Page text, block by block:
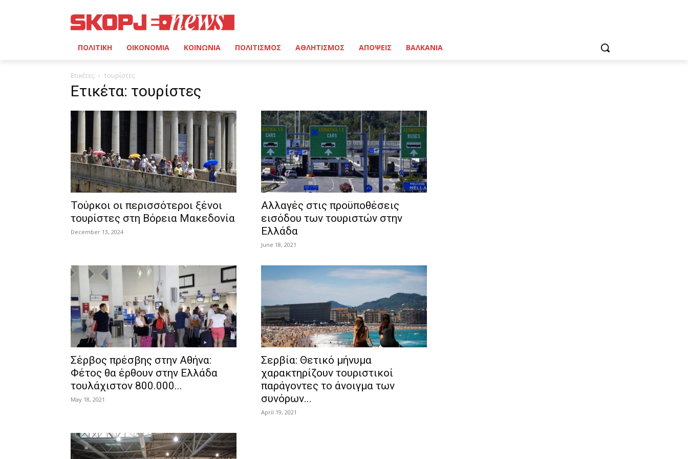
ΠΟΛΙΤΙΚΗ ΟΙΚΟΝΟΜΙΑ ΚΟΙΝΩΝΙΑ ΠΟΛΙΤΙΣΜΟΣ ΑΘΛΗΤΙΣΜΟΣ ΑΠΟΨΕΙΣ ΒΑΛΚΑΝΙΑ
Ετικέτες τουρίστες
Ετικέτα: τουρίστες
Τούρκοι οι περισσότεροι ξένοι
τουρίστες στη Βόρεια Μακεδονία
December 13, 2024
Αλλαγές στις προϋποθέσεις
εισόδου των τουριστών στην
Ελλάδα
June 18, 2021
Σέρβος πρέσβης στην Αθήνα:
Φέτος θα έρθουν στην Ελλάδα
τουλάχιστον 800.000...
May 18, 2021
Σερβία: Θετικό μήνυμα
χαρακτηρίζουν τουριστικοί
παράγοντες το άνοιγμα των
συνόρων...
April 19, 2021